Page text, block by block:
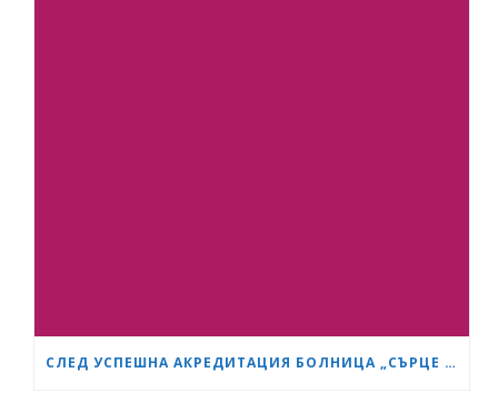
СЛЕД УСПЕШНА АКРЕДИТАЦИЯ БОЛНИЦА „СЪРЦЕ И МОЗЪК“ СТАНА GESEA DIPLOMA CENTER